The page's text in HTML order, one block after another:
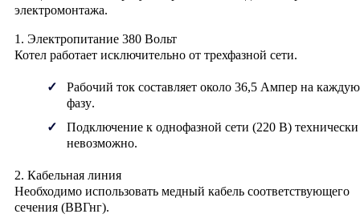
электромонтажа.
1. Электропитание 380 Вольт
Котел работает исключительно от трехфазной сети.
Рабочий ток составляет около 36,5 Ампер на каждую
фазу.
Подключение к однофазной сети (220 В) технически
невозможно.
2. Кабельная линия
Необходимо использовать медный кабель соответствующего
сечения (ВВГнг).